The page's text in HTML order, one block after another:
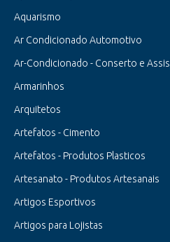
Aquarismo
Ar Condicionado Automotivo
Ar-Condicionado - Conserto e
Armarinhos
Arquitetos
Artefatos - Cimento
Artefatos - Produtos Plasticos
Artesanato - Produtos Artesanais
Artigos Esportivos
Artigos para Lojistas